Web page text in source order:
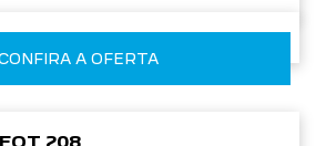
A OFERTA